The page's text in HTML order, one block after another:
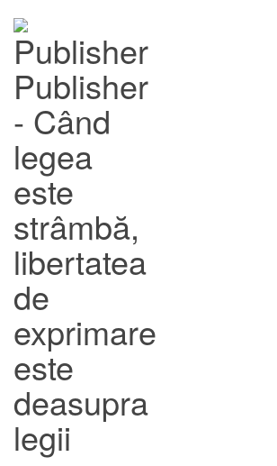
Publisher
- Când
legea
este
strâmbă,
libertatea
de
exprimare
este
deasupra
legii